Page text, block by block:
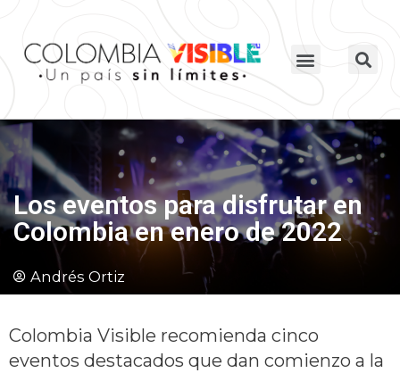
Los eventos para disfrutar en
Colombia en enero de 2022
Andrés Ortiz
Colombia Visible recomienda cinco
eventos destacados que dan comienzo a la